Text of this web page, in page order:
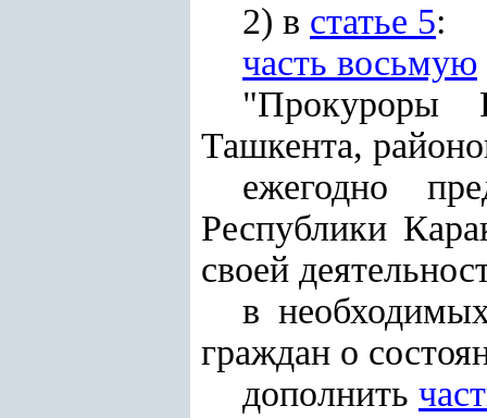
2) в статье 5:
часть восьмую
"Прокуроры
Ташкента,
ежегодно
Республики
своей
в
граждан о
дополнить